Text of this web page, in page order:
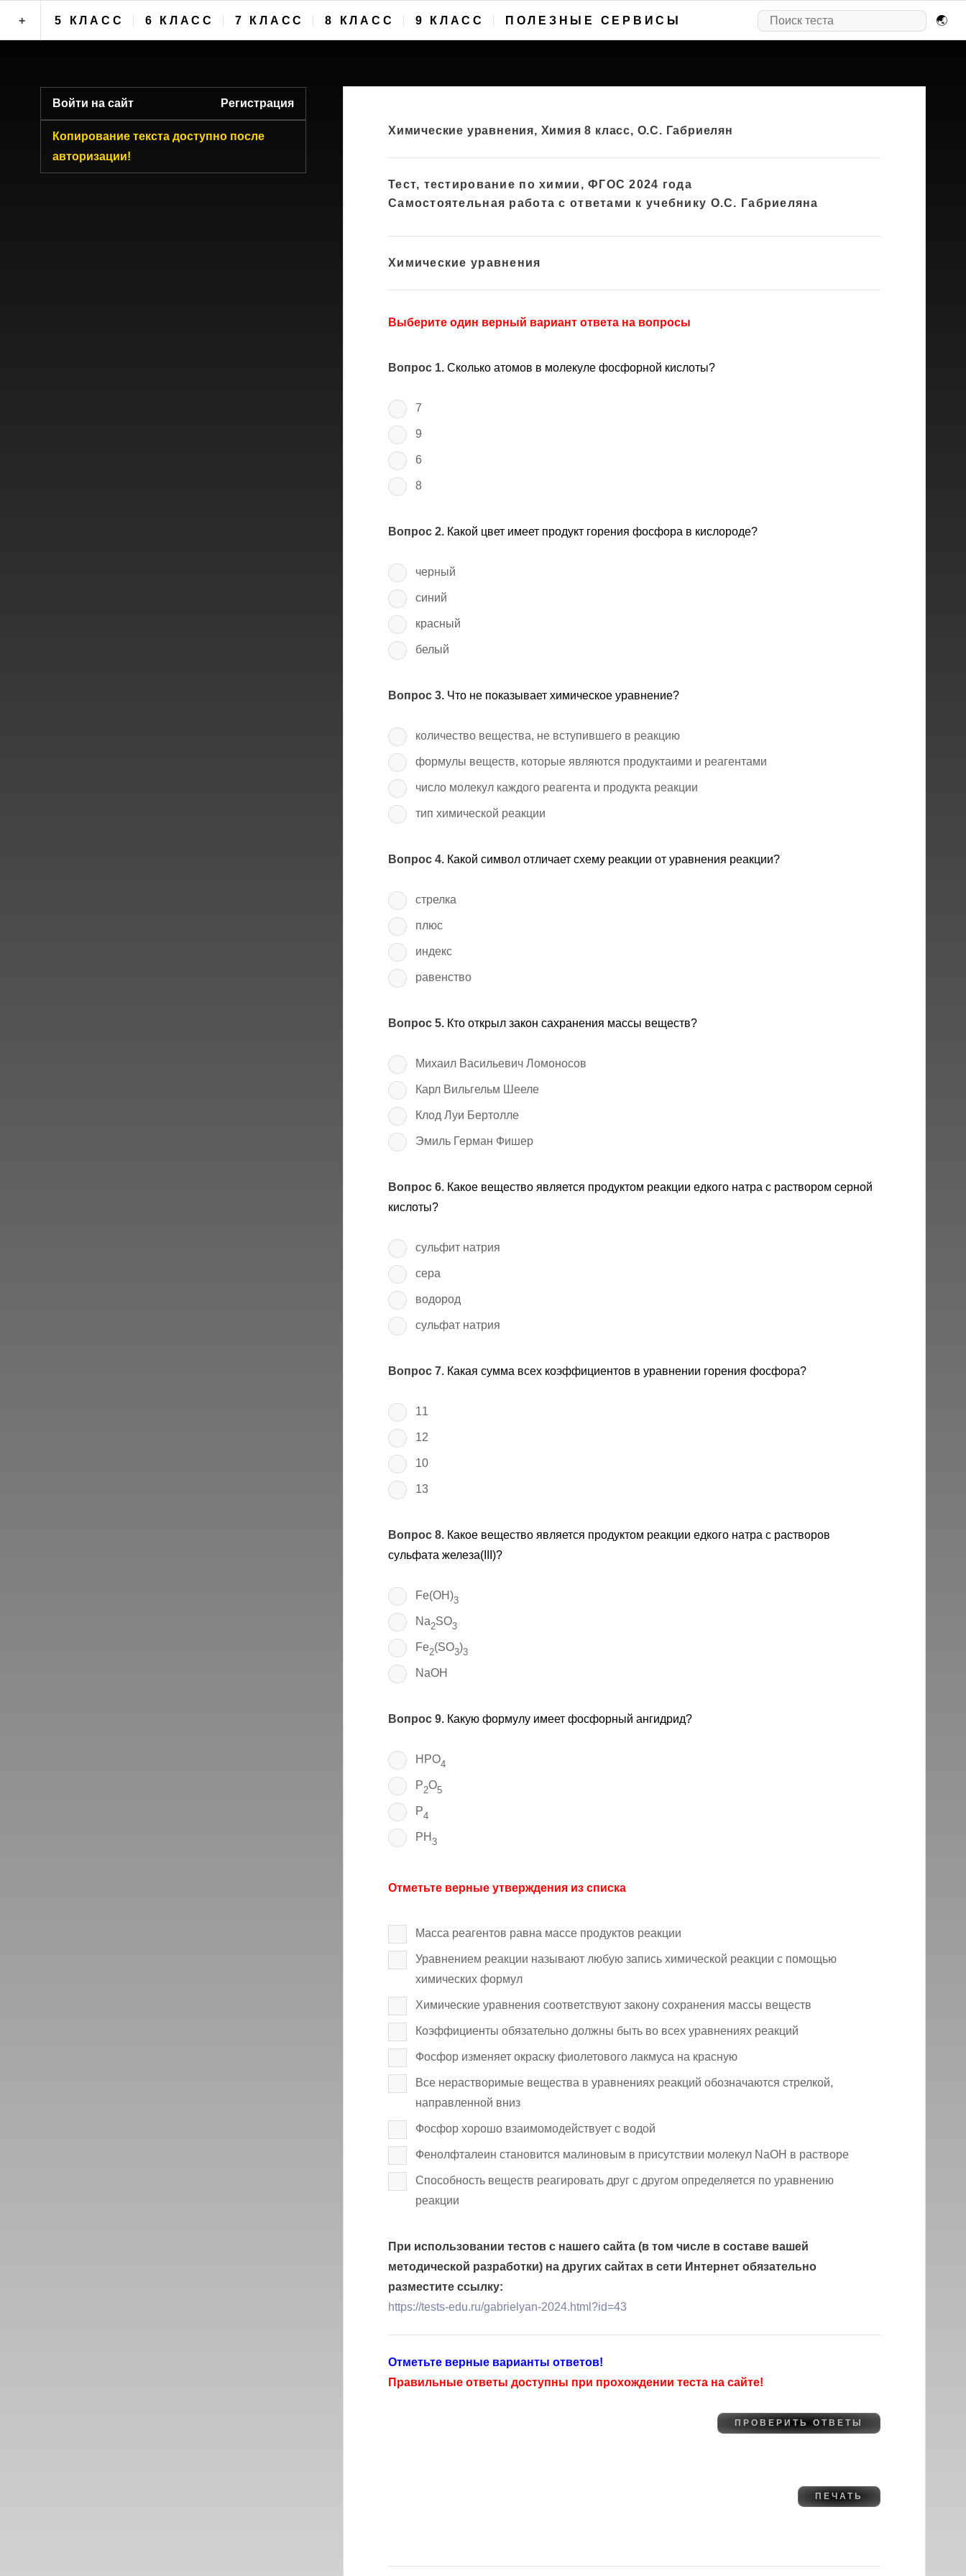
+ 5 КЛАСС 6 КЛАСС 7 КЛАСС 8 КЛАСС 9 КЛАСС ПОЛЕЗНЫЕ СЕРВИСЫ 🌏
Войти на сайт Регистрация
Копирование текста доступно после
авторизации!
Химические уравнения, Химия 8 класс, О.С. Габриелян
Тест, тестирование по химии, ФГОС 2024 года
Самостоятельная работа с ответами к учебнику О.С. Габриеляна
Химические уравнения
Выберите один верный вариант ответа на вопросы
Вопрос 1.Сколько атомов в молекуле фосфорной кислоты?
7
9
6
8
Вопрос 2.Какой цвет имеет продукт горения фосфора в кислороде?
черный
синий
красный
белый
Вопрос 3.Что не показывает химическое уравнение?
количество вещества, не вступившего в реакцию
формулы веществ, которые являются продуктаими и реагентами
число молекул каждого реагента и продукта реакции
тип химической реакции
Вопрос 4.Какой символ отличает схему реакции от уравнения реакции?
стрелка
плюс
индекс
равенство
Вопрос 5.Кто открыл закон сахранения массы веществ?
Михаил Васильевич Ломоносов
Карл Вильгельм Шееле
Клод Луи Бертолле
Эмиль Герман Фишер
Вопрос 6.Какое вещество является продуктом реакции едкого натра с раствором серной
кислоты?
сульфит натрия
сера
водород
сульфат натрия
Вопрос 7.Какая сумма всех коэффициентов в уравнении горения фосфора?
11
12
10
13
Вопрос 8.Какое вещество является продуктом реакции едкого натра с растворов
сульфата железа(III)?
Fe(OH)3
Na2SO3
Fe2(SO3)3
NaOH
Вопрос 9.Какую формулу имеет фосфорный ангидрид?
HPO4
P2O5
P4
PH 3
Отметьте верные утверждения из списка
Масса реагентов равна массе продуктов реакции
Уравнением реакции называют любую запись химической реакции с помощью
химических формул
Химические уравнения соответствуют закону сохранения массы веществ
Коэффициенты обязательно должны быть во всех уравнениях реакций
Фосфор изменяет окраску фиолетового лакмуса на красную
Все нерастворимые вещества в уравнениях реакций обозначаются стрелкой,
направленной вниз
Фосфор хорошо взаимомодействует с водой
Фенолфталеин становится малиновым в присутствии молекул NaOH в растворе
Способность веществ реагировать друг с другом определяется по уравнению
реакции
При использовании тестов с нашего сайта (в том числе в составе вашей
методической разработки) на других сайтах в сети Интернет обязательно
разместите ссылку:
https://tests-edu.ru/gabrielyan-2024.html?id=43
Отметьте верные варианты ответов!
Правильные ответы доступны при прохождении теста на сайте!